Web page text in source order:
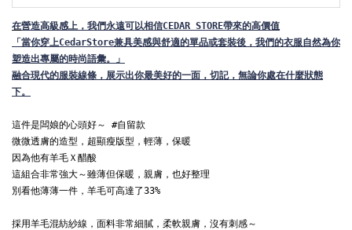
在營造高級感上，我們永遠可以相信CEDAR STORE帶來的高價值
「當你穿上CedarStore兼具美感與舒適的單品或套裝後，我們的衣服自然為你
塑造出專屬的時尚語彙。」
融合現代的服裝線條，展示出你最美好的一面，切記，無論你處在什麼狀態
下。
這件是闆娘的心頭好～ #自留款
微微透膚的造型，超顯瘦版型，輕薄，保暖
因為他有羊毛Ｘ醋酸
這組合非常強大～雖薄但保暖，親膚，也好整理
別看他薄薄一件，羊毛可高達了33%
採用羊毛混紡紗線，面料非常細膩，柔軟親膚，沒有刺感～